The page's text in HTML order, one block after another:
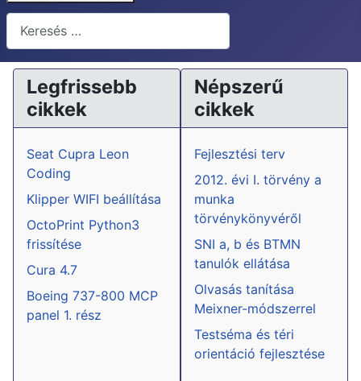
Keresés...
Legfrissebb
cikkek
Seat Cupra Leon
Coding
Klipper WIFI beállítása
OctoPrint Python3
frissítése
Cura 4.7
Boeing 737-800 MCP
panel 1. rész
Népszerű
cikkek
Fejlesztési terv
2012. évi I. törvény a
munka
törvénykönyvéről
SNI a, b és BTMN
tanulók ellátása
Olvasás tanítása
Meixner-módszerrel
Testséma és téri
orientáció fejlesztése